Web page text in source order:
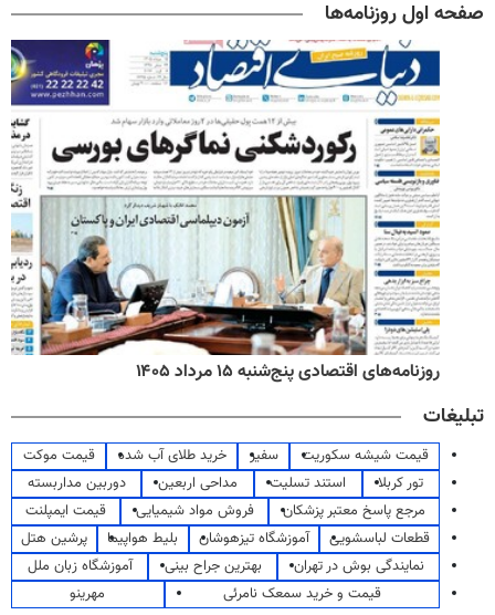
صفحه اول روزنامه‌ها
روزنامه‌های اقتصادی پنج‌شنبه ۱۵ مرداد ۱۴۰۵
تبلیغات
قیمت شیشه سکوریت سفیر خرید طلای آب شده
قیمت موکت
تور کربلا
استند تسلیت مداحی اربعین
دوربین مداربسته
مرجع پاسخ معتبر پزشکان
فروش مواد شیمیایی
قیمت ایمپلنت
قطعات لباسشویی
آموزشگاه تیزهوشان بلیط هواپیما
پرشین هتل
نمایندگی بوش در تهران
بهترین جراح بینی
آموزشگاه زبان ملل
قیمت و خرید سمعک نامرئی
مهرینو